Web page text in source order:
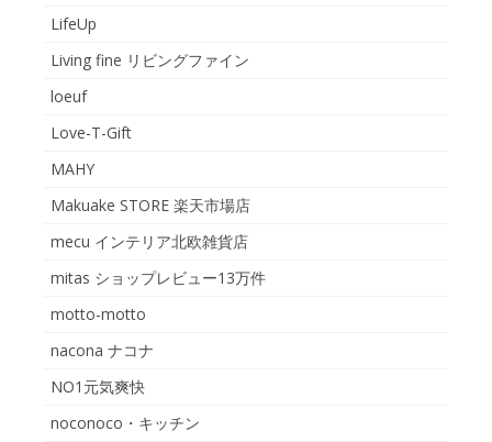
LifeUp
Living fine リビングファイン
loeuf
Love-T-Gift
MAHY
Makuake STORE 楽天市場店
mecu インテリア北欧雑貨店
mitas ショップレビュー13万件
motto-motto
nacona ナコナ
NO1元気爽快
noconoco・キッチン